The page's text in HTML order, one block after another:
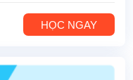
HỌC NGAY